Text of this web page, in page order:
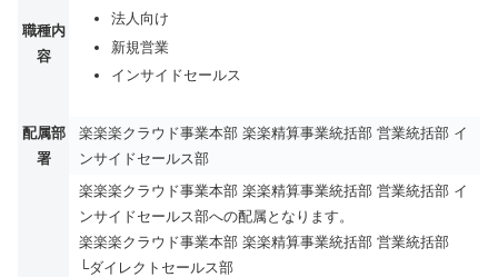
職種内
容
法人向け
新規営業
インサイドセールス
配属部
署
楽楽楽クラウド事業本部 楽楽精算事業統括部 営業統括部 イ
ンサイドセールス部
楽楽楽クラウド事業本部 楽楽精算事業統括部 営業統括部 イ
ンサイドセールス部への配属となります。
楽楽楽クラウド事業本部 楽楽精算事業統括部 営業統括部
└ダイレクトセールス部